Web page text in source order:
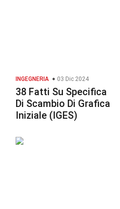
INGEGNERIA 03 Dic 2024
38 Fatti Su Specifica
Di Scambio Di Grafica
Iniziale (IGES)